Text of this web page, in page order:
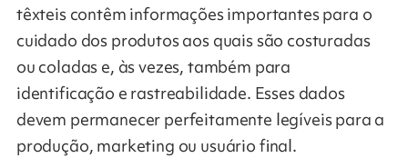
têxteis contêm informações importantes para o
cuidado dos produtos aos quais são costuradas
ou coladas e, às vezes, também para
identificação e rastreabilidade. Esses dados
devem permanecer perfeitamente legíveis para a
produção, marketing ou usuário final.